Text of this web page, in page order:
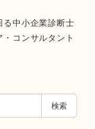
中小企業診断士
コンサルタント
検索